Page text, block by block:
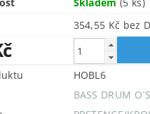
354,55 Kč
HOBL6
BASS DRUM O´S